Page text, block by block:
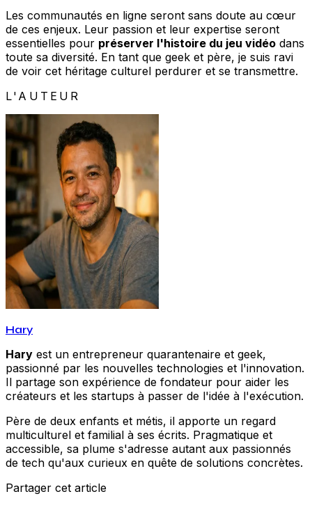
Les communautés en ligne seront sans doute au cœur
de ces enjeux. Leur passion et leur expertise seront
essentielles pour préserver l'histoire du jeu vidéo dans
toute sa diversité. En tant que geek et père, je suis ravi
de voir cet héritage culturel perdurer et se transmettre.
L'AUTEUR
Hary
Hary est un entrepreneur quarantenaire et geek,
passionné par les nouvelles technologies et l'innovation.
Il partage son expérience de fondateur pour aider les
créateurs et les startups à passer de l'idée à l'exécution.
Père de deux enfants et métis, il apporte un regard
multiculturel et familial à ses écrits. Pragmatique et
accessible, sa plume s'adresse autant aux passionnés
de tech qu'aux curieux en quête de solutions concrètes.
Partager cet article